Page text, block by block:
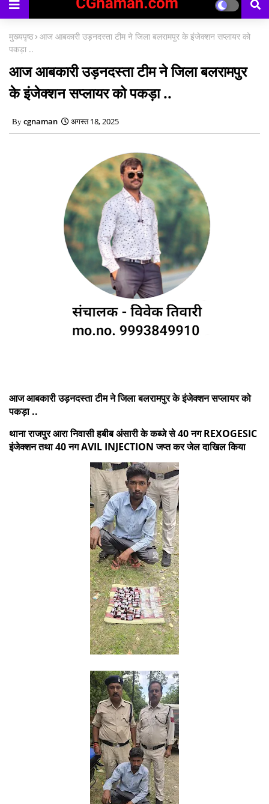
मुख्यपृष्ठ आज आबकारी उड़नदस्ता टीम ने जिला बलरामपुर के इंजेक्शन सप्लायर को
पकड़ा ..
आज आबकारी उड़नदस्ता टीम ने जिला बलरामपुर
के इंजेक्शन सप्लायर को पकड़ा ..
cgnaman अगस्त 18, 2025
आज आबकारी उड़नदस्ता टीम ने जिला बलरामपुर के इंजेक्शन सप्लायर को
पकड़ा ..
थाना राजपुर आरा निवासी हबीब अंसारी के कब्जे से 40 नग REXOGESIC
इंजेक्शन तथा 40 नग AVIL INJECTION जप्त कर जेल दाखिल किया